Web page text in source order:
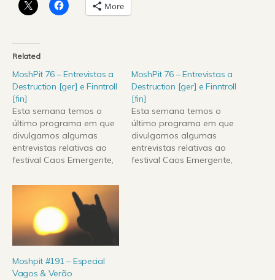
More
Related
MoshPit 76 – Entrevistas a
Destruction [ger] e Finntroll
[fin]
Esta semana temos o
último programa em que
divulgamos algumas
entrevistas relativas ao
festival Caos Emergente,
e 13 de Setembro de
2009, entrevistas essas
aos pesos-pesados do
thrash alemão
Destruction e os pioneiros
do folk-metal finlandês
Finntroll.De novidades
apresentamos os novos
MoshPit 76 – Entrevistas a
Destruction [ger] e Finntroll
[fin]
Esta semana temos o
último programa em que
divulgamos algumas
entrevistas relativas ao
festival Caos Emergente,
Moshpit #191 – Especial
Vagos & Verão